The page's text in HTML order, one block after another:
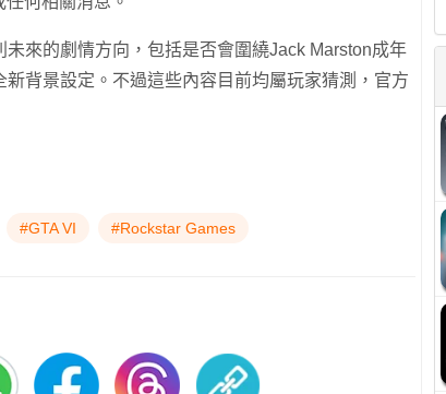
來的劇情方向，包括是否會圍繞Jack Marston成年
背景設定。不過這些內容目前均屬玩家猜測，官方
#GTA VI #Rockstar Games